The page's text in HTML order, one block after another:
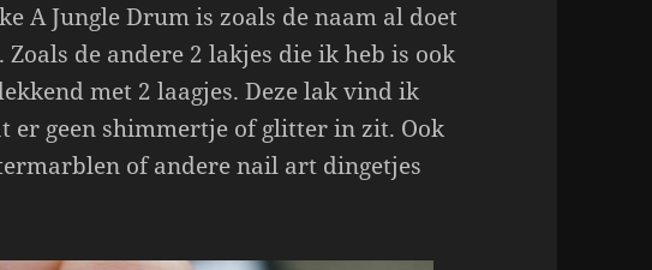
A Jungle Drum is zoals de naam al doet
de andere 2 lakjes die ik heb is ook
met 2 laagjes. Deze lak vind ik
er geen shimmertje of glitter in zit. Ook
of andere nail art dingetjes